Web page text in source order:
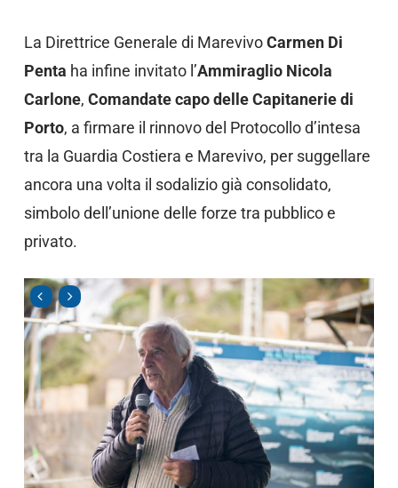
La Direttrice Generale di MarevivoCarmen Di
Penta ha infine invitato l’Ammiraglio Nicola
Carlone, Comandate capo delle Capitanerie di
Porto, a firmare il rinnovo del Protocollo d’intesa
tra la Guardia Costiera e Marevivo, per suggellare
ancora una volta il sodalizio già consolidato,
simbolo dell’unione delle forze tra pubblico e
privato.